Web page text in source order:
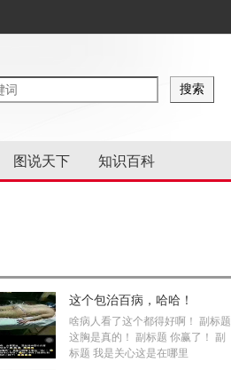
图说天下 知识百科
这个包治百病，哈哈！
啥病人看了这个都得好啊！ 副标题
这胸是真的！ 副标题 你赢了！ 副
标题 我是关心这是在哪里